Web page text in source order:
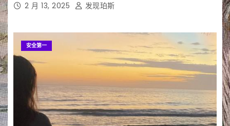
2 月 13, 2025 发现珀斯
安全第一